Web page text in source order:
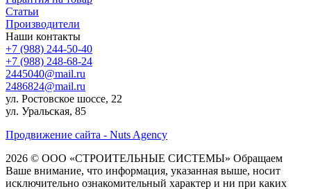
Статьи
Производители
Наши контакты
+7 (988) 244-50-40
+7 (988) 248-68-24
2445040@mail.ru
2486824@mail.ru
ул. Ростовское шоссе, 22
ул. Уральская, 85
Продвижение сайта - Nuts Agency
2026 © ООО «СТРОИТЕЛЬНЫЕ СИСТЕМЫ» Обращаем
Ваше внимание, что информация, указанная выше, носит
исключительно ознакомительный характер и ни при каких